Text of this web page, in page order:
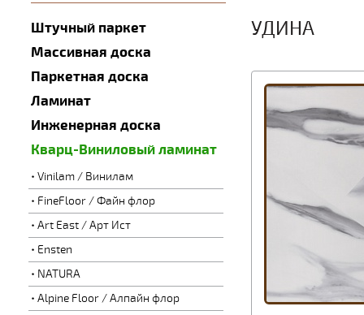
Штучный паркет
Массивная доска
Паркетная доска
Ламинат
Инженерная доска
Кварц-Виниловый ламинат
Vinilam / Винилам
FineFloor / Файн флор
Art East / Арт Ист
Ensten
NATURA
Alpine Floor / Алпайн флор
УДИНА